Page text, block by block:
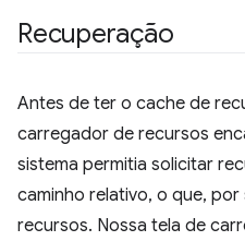
Recuperação
Antes de ter o cache de
carregador de recursos
sistema permitia solicitar
caminho relativo, o que,
recursos. Nossa tela de